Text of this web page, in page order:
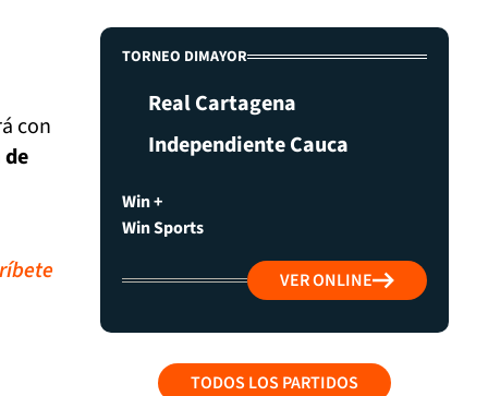
con
TORNEO DIMAYOR
Real Cartagena
Independiente Cauca
Win +
Win Sports
VER ONLINE
TODOS LOS PARTIDOS